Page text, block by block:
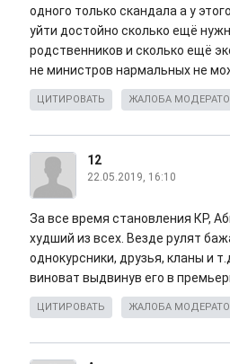
одного только скандала а у
уйти достойно сколько ещё
родственников и сколько ещё
не министров нармальных не
ЦИТИРОВАТЬ ЖАЛОБА
12
22.05.2019, 16:10
За все время становления КР,
худший из всех. Везде рулят
однокурсники, друзья, кланы и
виноват выдвинув его в
ЦИТИРОВАТЬ ЖАЛОБА